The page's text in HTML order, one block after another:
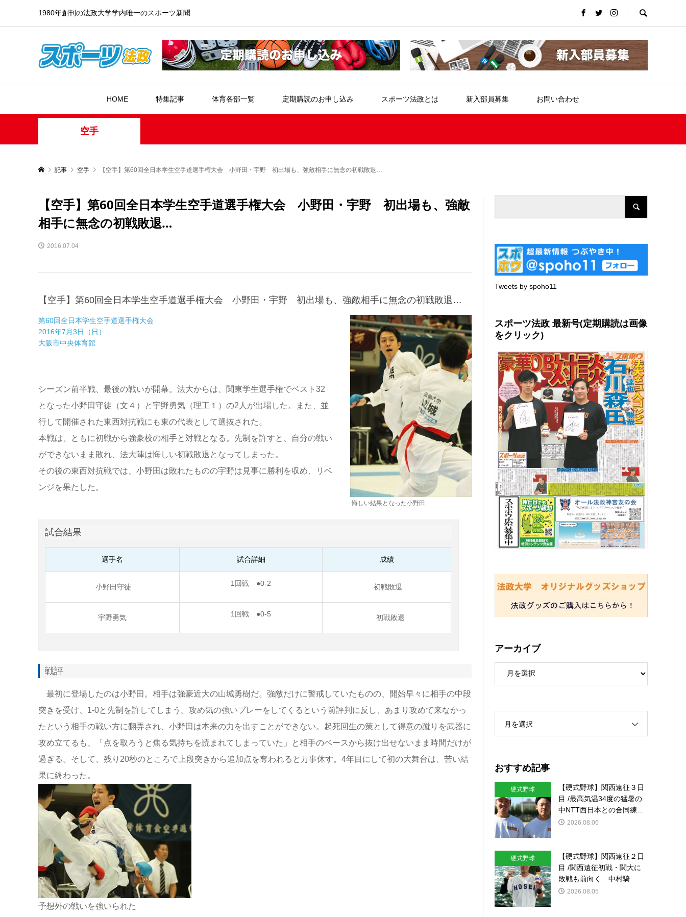
1980年創刊の法政大学学内唯一のスポーツ新聞
HOME 特集記事 体育各部一覧 定期購読のお申し込み スポーツ法政とは 新入部員募集 お問い合わせ
空手
記事 空手 【空手】第60回全日本学生空手道選手権大会 小野田・宇野 初出場も、強敵相手に無念の初戦敗退…
【空手】第60回全日本学生空手道選手権大会 小野田・宇野 初出場も、強敵
相手に無念の初戦敗退…
2016.07.04
【空手】第60回全日本学生空手道選手権大会 小野田・宇野 初出場も、強敵相手に無念の初戦敗退…
第60回全日本学生空手道選手権大会
2016年7月3日（日）
大阪市中央体育館
シーズン前半戦、最後の戦いが開幕。法大からは、関東学生選手権でベスト32
となった小野田守徒（文４）と宇野勇気（理工１）の2人が出場した。また、並
行して開催された東西対抗戦にも東の代表として選抜された。
本戦は、ともに初戦から強豪校の相手と対戦となる。先制を許すと、自分の戦い
ができないまま敗れ、法大陣は悔しい初戦敗退となってしまった。
その後の東西対抗戦では、小野田は敗れたものの宇野は見事に勝利を収め、リベ
ンジを果たした。
悔しい結果となった小野田
試合結果
選手名 試合詳細 成績
小野田守徒 1回戦 ●0-2 初戦敗退
宇野勇気 1回戦 ●0-5 初戦敗退
戦評
最初に登場したのは小野田。相手は強豪近大の山城勇樹だ。強敵だけに警戒していたものの、開始早々に相手の中段
突きを受け、1-0と先制を許してしまう。攻め気の強いプレーをしてくるという前評判に反し、あまり攻めて来なかっ
たという相手の戦い方に翻弄され、小野田は本来の力を出すことができない。起死回生の策として得意の蹴りを武器に
攻め立てるも、「点を取ろうと焦る気持ちを読まれてしまっていた」と相手のペースから抜け出せないまま時間だけが
過ぎる。そして、残り20秒のところで上段突きから追加点を奪われると万事休す。4年目にして初の大舞台は、苦い結
果に終わった。
予想外の戦いを強いられた
Tweets by spoho11
スポーツ法政 最新号(定期購読は画像
をクリック)
アーカイブ
月を選択
おすすめ記事
硬式野球
【硬式野球】関西遠征３日
目 /最高気温34度の猛暑の
中NTT西日本との合同練...
2026.08.06
硬式野球
【硬式野球】関西遠征２日
目 /関西遠征初戦・関大に
敗戦も前向く 中村騎...
2026.08.05